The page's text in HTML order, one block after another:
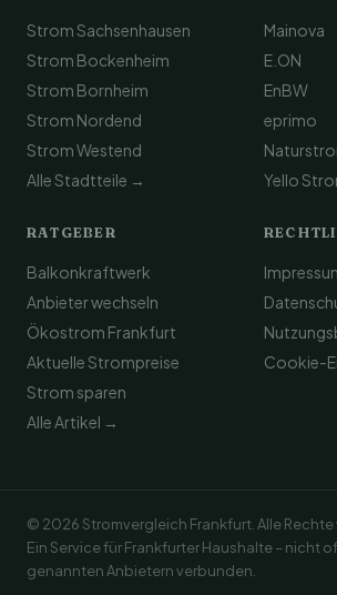
Strom Sachsenhausen
Strom Bockenheim
Strom Bornheim
Strom Nordend
Strom Westend
Alle Stadtteile →
Mainova
E.ON
EnBW
eprimo
Yello
RATGEBER
Balkonkraftwerk
Anbieter wechseln
Ökostrom Frankfurt
Aktuelle Strompreise
Strom sparen
Alle Artikel →
Cookie-
© 2026 Stromvergleich Frankfurt. Alle Rechte
Ein Service für Frankfurter Haushalte – nicht
genannten Anbietern verbunden.